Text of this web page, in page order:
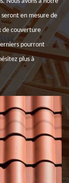
en mesure de
de couverture
pourront
plus à